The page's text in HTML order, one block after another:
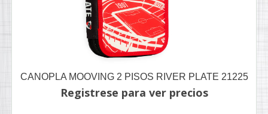
CANOPLA MOOVING 2 PISOS RIVER PLATE 21225
Registrese para ver precios